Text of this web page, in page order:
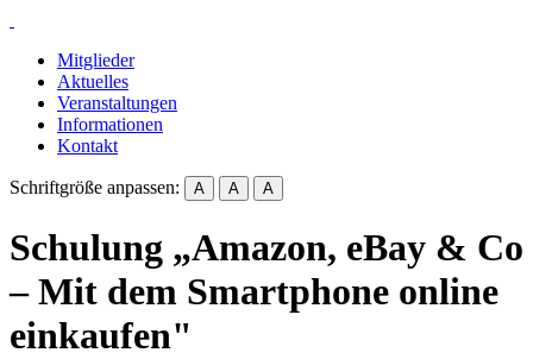
Mitglieder
Aktuelles
Veranstaltungen
Informationen
Kontakt
Schriftgröße anpassen: A A A
Schulung „Amazon, eBay & Co
– Mit dem Smartphone online
einkaufen"